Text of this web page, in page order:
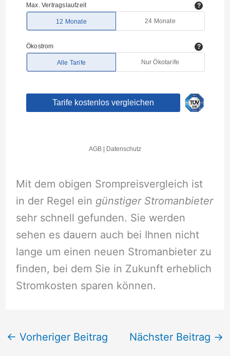
Mit dem obigen Srompreisvergleich ist
in der Regel ein günstiger Stromanbieter
sehr schnell gefunden. Sie werden
sehen es dauern auch bei Ihnen nicht
lange um einen neuen Stromanbieter zu
finden, bei dem Sie in Zukunft erheblich
Stromkosten sparen können.
← Vorheriger Beitrag Nächster Beitrag →